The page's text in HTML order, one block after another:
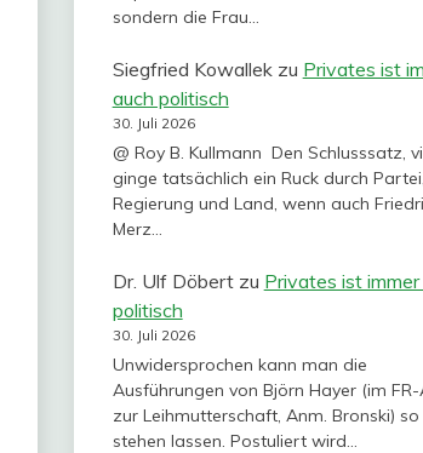
sondern die Frau…
Siegfried Kowallekzu Privates ist
auch politisch
30. Juli 2026
@ Roy B. Kullmann Den Schlusssatz,
ginge tatsächlich ein Ruck durch Partei,
Regierung und Land, wenn auch
Merz…
Dr. Ulf Döbertzu Privates ist immer
politisch
30. Juli 2026
Unwidersprochen kann man die
Ausführungen von Björn Hayer (im
zur Leihmutterschaft, Anm. Bronski)
stehen lassen. Postuliert wird…